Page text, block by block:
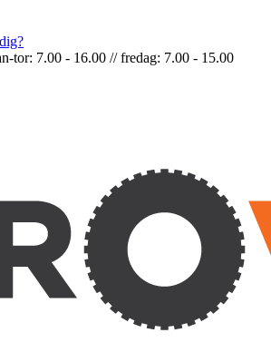
tor: 7.00 - 16.00 // fredag: 7.00 - 15.00